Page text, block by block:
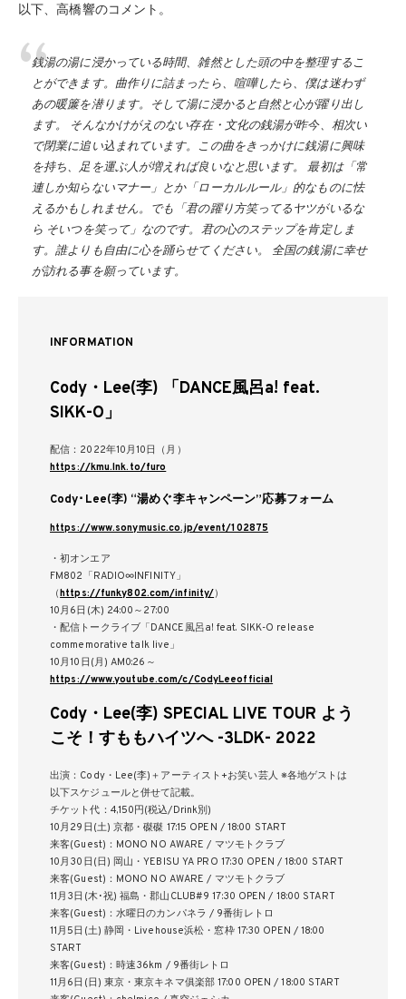
以下、高橋響のコメント。
銭湯の湯に浸かっている時間、雑然とした頭の中を整理するこ
とができます。曲作りに詰まったら、喧嘩したら、僕は迷わず
あの暖簾を潜ります。そして湯に浸かると自然と心が躍り出し
ます。 そんなかけがえのない存在・文化の銭湯が昨今、相次い
で閉業に追い込まれています。この曲をきっかけに銭湯に興味
を持ち、足を運ぶ人が増えれば良いなと思います。 最初は「常
連しか知らないマナー」とか「ローカルルール」的なものに怯
えるかもしれません。でも「君の躍り方笑ってるヤツがいるな
ら そいつを笑って」なのです。君の心のステップを肯定しま
す。誰よりも自由に心を踊らせてください。 全国の銭湯に幸せ
が訪れる事を願っています。
INFORMATION
Cody・Lee(李) 「DANCE風呂a! feat.
SIKK-O」
配信：2022年10月10日（月）
https://kmu.lnk.to/furo
Cody･Lee(李) “湯めぐ李キャンペーン”応募フォーム
https://www.sonymusic.co.jp/event/102875
・初オンエア
FM802「RADIO∞INFINITY」
（https://funky802.com/infinity/）
10月6日(木) 24:00～27:00
・配信トークライブ「DANCE風呂a! feat. SIKK-O release
commemorative talk live」
10月10日(月) AM0:26～
https://www.youtube.com/c/CodyLeeofficial
Cody・Lee(李) SPECIAL LIVE TOUR よう
こそ！すももハイツへ -3LDK- 2022
出演：Cody・Lee(李)＋アーティスト+お笑い芸人 ※各地ゲストは
以下スケジュールと併せて記載。
チケット代：4,150円(税込/Drink別)
10月29日(土) 京都・磔磔 17:15 OPEN / 18:00 START
来客(Guest)：MONO NO AWARE / マツモトクラブ
10月30日(日) 岡山・YEBISU YA PRO 17:30 OPEN / 18:00 START
来客(Guest)：MONO NO AWARE / マツモトクラブ
11月3日(木･祝) 福島・郡山CLUB#9 17:30 OPEN / 18:00 START
来客(Guest)：水曜日のカンパネラ / 9番街レトロ
11月5日(土) 静岡・Livehouse浜松・窓枠 17:30 OPEN / 18:00
START
来客(Guest)：時速36km / 9番街レトロ
11月6日(日) 東京・東京キネマ俱楽部 17:00 OPEN / 18:00 START